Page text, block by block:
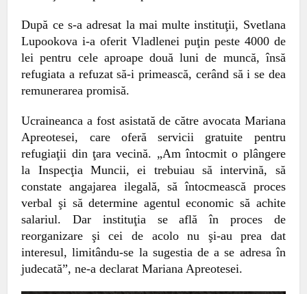
După ce s-a adresat la mai multe instituţii, Svetlana
Lupookova i-a oferit Vladlenei puţin peste 4000 de
lei pentru cele aproape două luni de muncă, însă
refugiata a refuzat să-i primească, cerând să i se dea
remunerarea promisă.
Ucraineanca a fost asistată de către avocata Mariana
Apreotesei, care oferă servicii gratuite pentru
refugiaţii din ţara vecină. „Am întocmit o plângere
la Inspecţia Muncii, ei trebuiau să intervină, să
constate angajarea ilegală, să întocmească proces
verbal şi să determine agentul economic să achite
salariul. Dar instituţia se află în proces de
reorganizare şi cei de acolo nu şi-au prea dat
interesul, limitându-se la sugestia de a se adresa în
judecată”, ne-a declarat Mariana Apreotesei.